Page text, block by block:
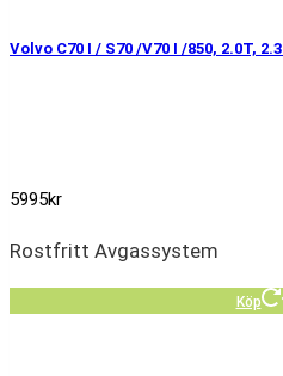
Volvo C70 I / S70 /V70 I /850, 2.0T,
5995kr
Rostfritt Avgassystem
Köp